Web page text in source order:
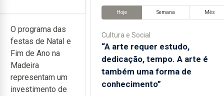
O programa das
festas de Natal e
Fim de Ano na
Madeira
representam um
investimento de
Hoje Semana Mês
Cultura e Social
“A arte requer estudo,
dedicação, tempo. A arte é
também uma forma de
conhecimento”